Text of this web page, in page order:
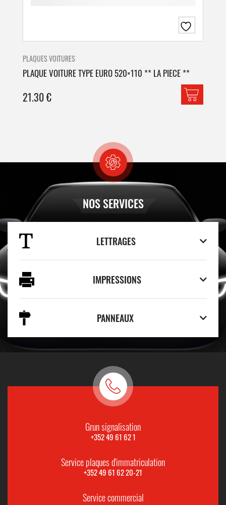
PLAQUES VOITURES
PLAQUE VOITURE TYPE EURO 520×110 ** LA PIECE **
21.30€
NOS SERVICES
LETTRAGES
IMPRESSIONS
PANNEAUX
Grun signalisation
+352 49 61 62 1
Service plaques d'immatriculation
+352 49 61 62 20-21
Service commercial